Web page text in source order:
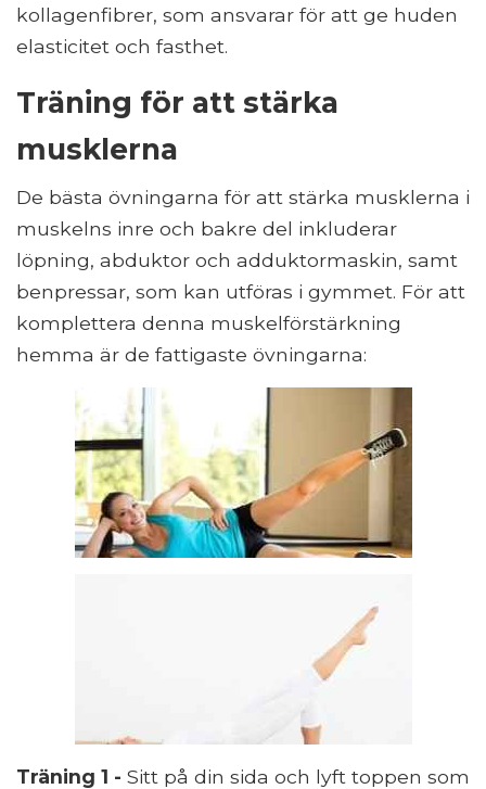
kollagenfibrer, som ansvarar för att ge huden
elasticitet och fasthet.
Träning för att stärka
musklerna
De bästa övningarna för att stärka musklerna i
muskelns inre och bakre del inkluderar
löpning, abduktor och adduktormaskin, samt
benpressar, som kan utföras i gymmet. För att
komplettera denna muskelförstärkning
hemma är de fattigaste övningarna:
Träning 1 - Sitt på din sida och lyft toppen som